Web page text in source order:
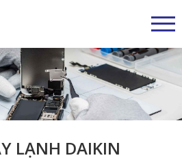
LẠNH DAIKIN